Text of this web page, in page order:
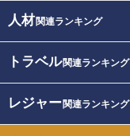
人材関連ランキング
トラベル関連ランキング
レジャー関連ランキング